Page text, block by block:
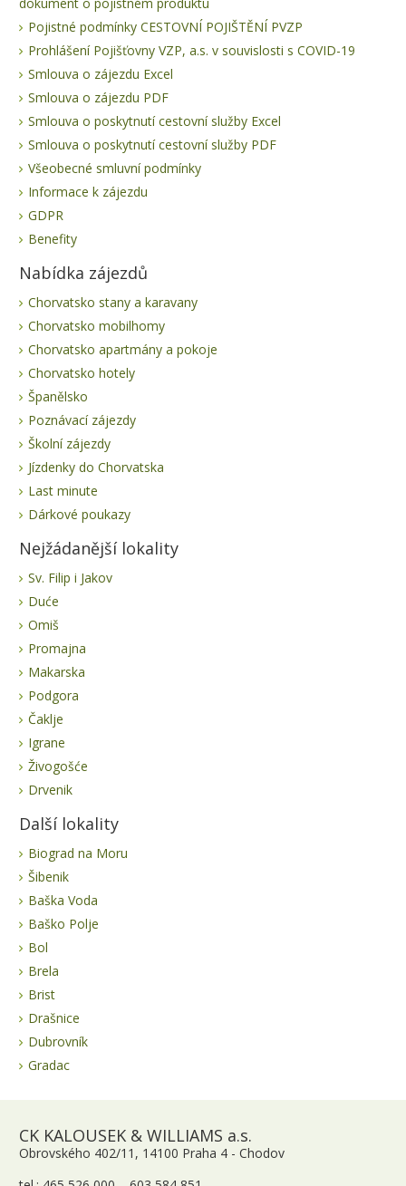
dokument o pojistném produktu
Pojistné podmínky CESTOVNÍ POJIŠTĚNÍ PVZP
Prohlášení Pojišťovny VZP, a.s. v souvislosti s COVID-19
Smlouva o zájezdu Excel
Smlouva o zájezdu PDF
Smlouva o poskytnutí cestovní služby Excel
Smlouva o poskytnutí cestovní služby PDF
Všeobecné smluvní podmínky
Informace k zájezdu
GDPR
Benefity
Nabídka zájezdů
Chorvatsko stany a karavany
Chorvatsko mobilhomy
Chorvatsko apartmány a pokoje
Chorvatsko hotely
Španělsko
Poznávací zájezdy
Školní zájezdy
Jízdenky do Chorvatska
Last minute
Dárkové poukazy
Nejžádanější lokality
Sv. Filip i Jakov
Duće
Omiš
Promajna
Makarska
Podgora
Čaklje
Igrane
Živogošće
Drvenik
Další lokality
Biograd na Moru
Šibenik
Baška Voda
Baško Polje
Bol
Brela
Brist
Drašnice
Dubrovník
Gradac
CK KALOUSEK & WILLIAMS a.s.
Obrovského 402/11, 14100 Praha 4 - Chodov